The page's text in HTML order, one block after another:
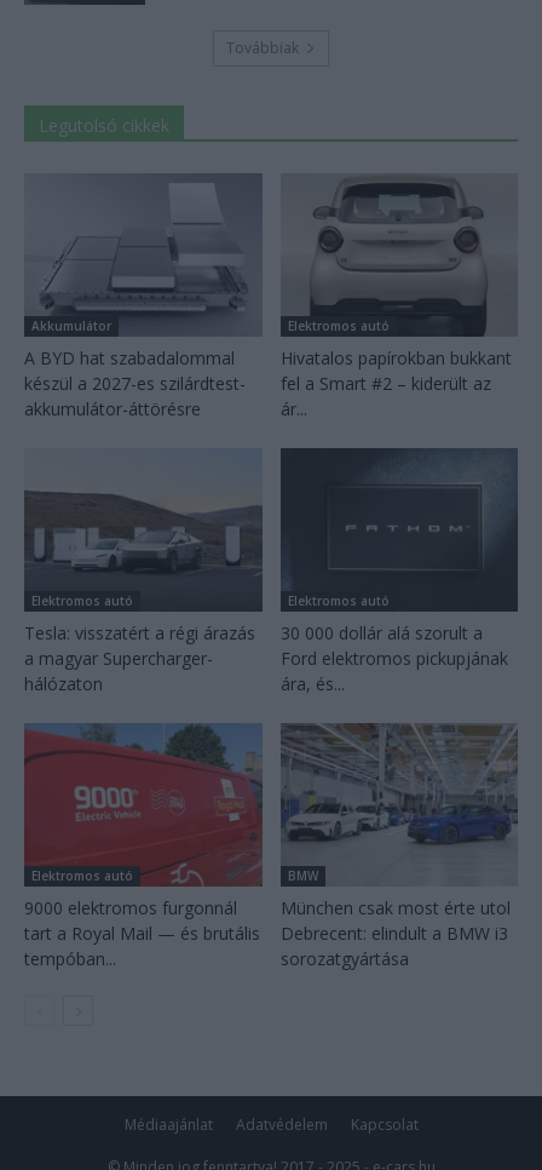
Továbbiak
Legutolsó cikkek
Akkumulátor
A BYD hat szabadalommal
készül a 2027-es szilárdtest-
akkumulátor-áttörésre
Elektromos autó
Hivatalos papírokban bukkant
fel a Smart #2 – kiderült az
ár...
Elektromos autó
Tesla: visszatért a régi árazás
a magyar Supercharger-
hálózaton
Elektromos autó
30 000 dollár alá szorult a
Ford elektromos pickupjának
ára, és...
Elektromos autó
9000 elektromos furgonnál
tart a Royal Mail — és brutális
tempóban...
BMW
München csak most érte utol
Debrecent: elindult a BMW i3
sorozatgyártása
Médiaajánlat Adatvédelem Kapcsolat